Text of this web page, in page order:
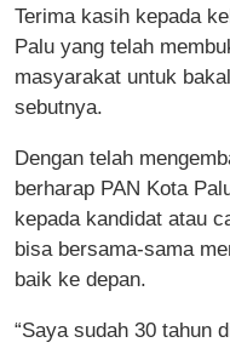
Terima kasih kepada
Palu yang telah
masyarakat untuk
sebutnya.
Dengan telah
berharap PAN Kota
kepada kandidat atau
bisa bersama-sama
baik ke depan.
“Saya sudah 30 tahun